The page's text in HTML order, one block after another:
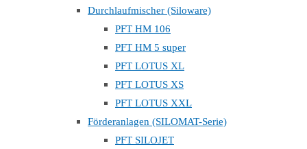
Durchlaufmischer (Siloware)
PFT HM 106
PFT HM 5 super
PFT LOTUS XL
PFT LOTUS XS
PFT LOTUS XXL
Förderanlagen (SILOMAT-Serie)
PFT SILOJET